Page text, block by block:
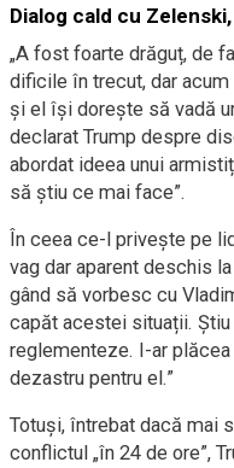
Dialog cald cu
„A fost foarte drăguț, de
dificile în trecut, dar acum
și el își dorește să vadă
declarat Trump despre
abordat ideea unui
să știu ce mai face”.
În ceea ce-l privește pe
vag dar aparent deschis
gând să vorbesc cu
capăt acestei situații. Știu
reglementeze. I-ar
dezastru pentru el.”
Totuși, întrebat dacă mai
conflictul „în 24 de ore”,